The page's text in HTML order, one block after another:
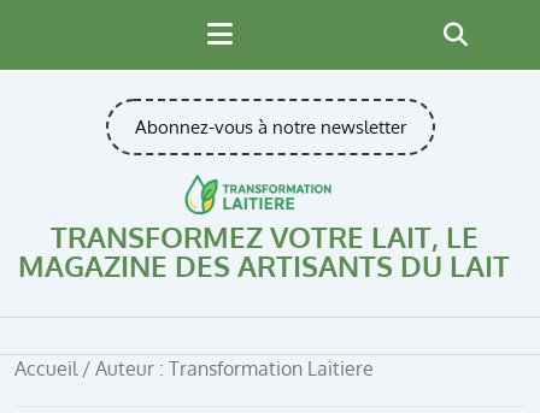
content
Abonnez-vous à notre newsletter
TRANSFORMEZ VOTRE LAIT, LE
MAGAZINE DES ARTISANTS DU LAIT
Accueil / Auteur : Transformation Laitiere